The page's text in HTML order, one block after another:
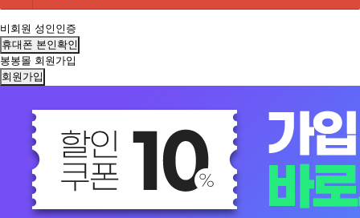
비회원 성인인증
휴대폰 본인확인
봉봉몰 회원가입
회원가입